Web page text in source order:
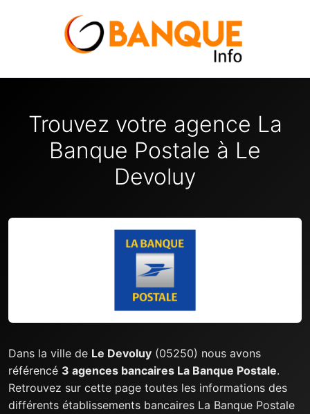
Trouvez votre agence La
Banque Postale à Le
Devoluy
Dans la ville de Le Devoluy (05250) nous avons
référencé 3 agences bancaires La Banque Postale.
Retrouvez sur cette page toutes les informations des
différents établissements bancaires La Banque Postale